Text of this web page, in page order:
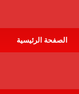
الصفحة الرئيسية